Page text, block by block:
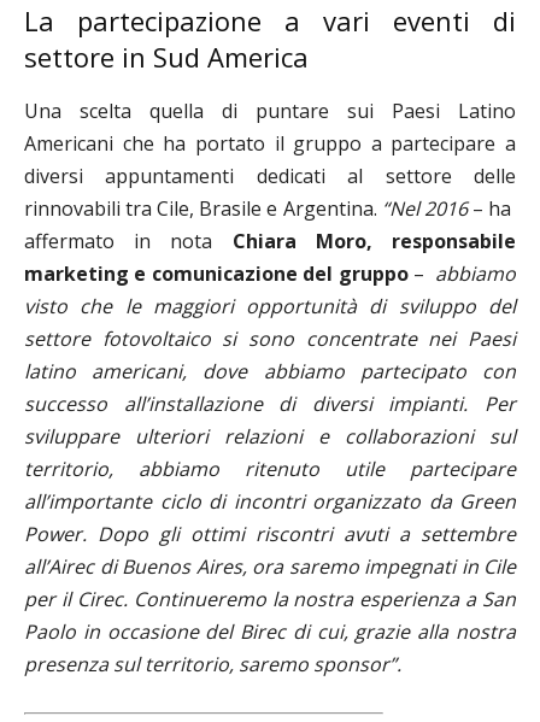
La partecipazione a vari eventi di
settore in Sud America
Una scelta quella di puntare sui Paesi Latino
Americani che ha portato il gruppo a partecipare a
diversi appuntamenti dedicati al settore delle
rinnovabili tra Cile, Brasile e Argentina. “Nel 2016– ha
affermato in nota Chiara Moro, responsabile
marketing e comunicazione del gruppo– abbiamo
visto che le maggiori opportunità di sviluppo del
settore fotovoltaico si sono concentrate nei Paesi
latino americani, dove abbiamo partecipato con
successo all’installazione di diversi impianti. Per
sviluppare ulteriori relazioni e collaborazioni sul
territorio, abbiamo ritenuto utile partecipare
all’importante ciclo di incontri organizzato da Green
Power. Dopo gli ottimi riscontri avuti a settembre
all’Airec di Buenos Aires, ora saremo impegnati in Cile
per il Cirec. Continueremo la nostra esperienza a San
Paolo in occasione del Birec di cui, grazie alla nostra
presenza sul territorio, saremo sponsor”.